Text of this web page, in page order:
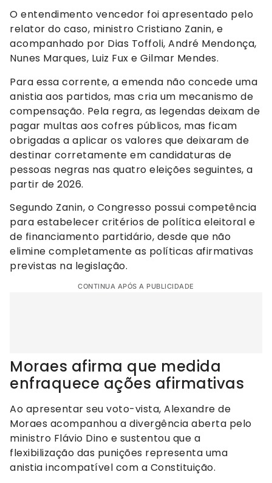
O entendimento vencedor foi apresentado pelo
relator do caso, ministro Cristiano Zanin, e
acompanhado por Dias Toffoli, André Mendonça,
Nunes Marques, Luiz Fux e Gilmar Mendes.
Para essa corrente, a emenda não concede uma
anistia aos partidos, mas cria um mecanismo de
compensação. Pela regra, as legendas deixam de
pagar multas aos cofres públicos, mas ficam
obrigadas a aplicar os valores que deixaram de
destinar corretamente em candidaturas de
pessoas negras nas quatro eleições seguintes, a
partir de 2026.
Segundo Zanin, o Congresso possui competência
para estabelecer critérios de política eleitoral e
de financiamento partidário, desde que não
elimine completamente as políticas afirmativas
previstas na legislação.
CONTINUA APÓS A PUBLICIDADE
Moraes afirma que medida
enfraquece ações afirmativas
Ao apresentar seu voto-vista, Alexandre de
Moraes acompanhou a divergência aberta pelo
ministro Flávio Dino e sustentou que a
flexibilização das punições representa uma
anistia incompatível com a Constituição.